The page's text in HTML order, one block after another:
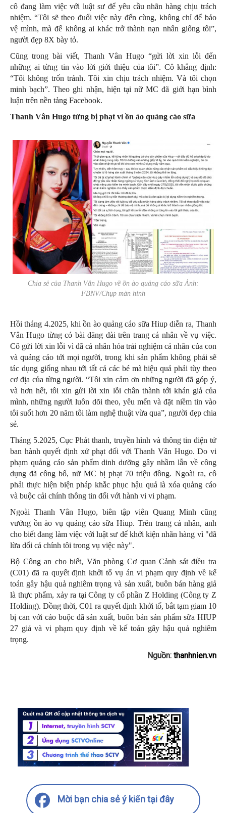
cô đang làm việc với luật sư để yêu cầu nhãn hàng chịu trách
nhiệm. “Tôi sẽ theo đuổi việc này đến cùng, không chỉ để bảo
vệ mình, mà để không ai khác trở thành nạn nhân giống tôi”,
người đẹp 8X bày tỏ.
Cũng trong bài viết, Thanh Vân Hugo “gửi lời xin lỗi đến
những ai từng tin vào lời giới thiệu của tôi”. Cô khẳng định:
“Tôi không trốn tránh. Tôi xin chịu trách nhiệm. Và tôi chọn
minh bạch”. Theo ghi nhận, hiện tại nữ MC đã giới hạn bình
luận trên nền tảng Facebook.
Thanh Vân Hugo từng bị phạt vì ồn ào quảng cáo sữa
Chia sẻ của Thanh Vân Hugo về ồn ào quảng cáo sữa Ảnh:
FBNV/Chụp màn hình
Hồi tháng 4.2025, khi ồn ào quảng cáo sữa Hiup diễn ra, Thanh
Vân Hugo từng có bài đăng dài trên trang cá nhân về vụ việc.
Cô gửi lời xin lỗi vì đã cá nhân hóa trải nghiệm cá nhân của con
và quảng cáo tới mọi người, trong khi sản phẩm không phải sẽ
tác dụng giống nhau tới tất cả các bé mà hiệu quả phải tùy theo
cơ địa của từng người. “Tôi xin cảm ơn những người đã góp ý,
và hơn hết, tôi xin gửi lời xin lỗi chân thành tới khán giả của
mình, những người luôn dõi theo, yêu mến và đặt niềm tin vào
tôi suốt hơn 20 năm tôi làm nghệ thuật vừa qua”, người đẹp chia
sẻ.
Tháng 5.2025, Cục Phát thanh, truyền hình và thông tin điện tử
ban hành quyết định xử phạt đối với Thanh Vân Hugo. Do vi
phạm quảng cáo sản phẩm dinh dưỡng gây nhầm lẫn về công
dụng đã công bố, nữ MC bị phạt 70 triệu đồng. Ngoài ra, cô
phải thực hiện biện pháp khắc phục hậu quả là xóa quảng cáo
và buộc cải chính thông tin đối với hành vi vi phạm.
Ngoài Thanh Vân Hugo, biên tập viên Quang Minh cũng
vướng ồn ào vụ quảng cáo sữa Hiup. Trên trang cá nhân, anh
cho biết đang làm việc với luật sư để khởi kiện nhãn hàng vì "đã
lừa dối cả chính tôi trong vụ việc này".
Bộ Công an cho biết, Văn phòng Cơ quan Cảnh sát điều tra
(C01) đã ra quyết định khởi tố vụ án vi phạm quy định về kế
toán gây hậu quả nghiêm trọng và sản xuất, buôn bán hàng giả
là thực phẩm, xảy ra tại Công ty cổ phần Z Holding (Công ty Z
Holding). Đồng thời, C01 ra quyết định khởi tố, bắt tạm giam 10
bị can với cáo buộc đã sản xuất, buôn bán sản phẩm sữa HIUP
27 giả và vi phạm quy định về kế toán gây hậu quả nghiêm
trọng.
Nguồn: thanhnien.vn
Mời bạn chia sẻ ý kiến tại đây